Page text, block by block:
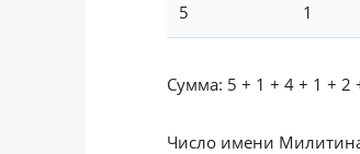
5 1
Сумма: 5 + 1 + 4 + 1 + 2
Число имени